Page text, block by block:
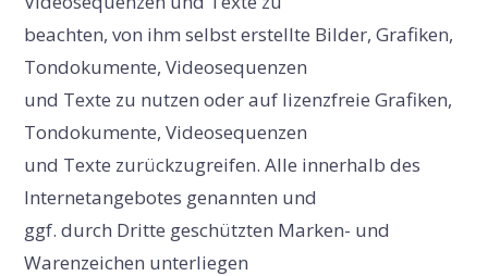
beachten, von ihm selbst erstellte Bilder, Grafiken,
Tondokumente, Videosequenzen
und Texte zu nutzen oder auf lizenzfreie Grafiken,
Tondokumente, Videosequenzen
und Texte zurückzugreifen. Alle innerhalb des
Internetangebotes genannten und
ggf. durch Dritte geschützten Marken- und
Warenzeichen unterliegen